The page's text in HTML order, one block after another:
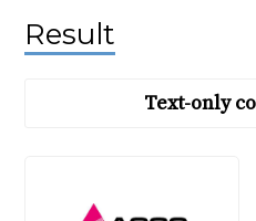
Result
Text-only